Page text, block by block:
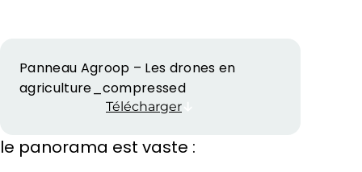
Panneau Agroop – Les drones en
agriculture_compressed
Télécharger
le panorama est vaste :